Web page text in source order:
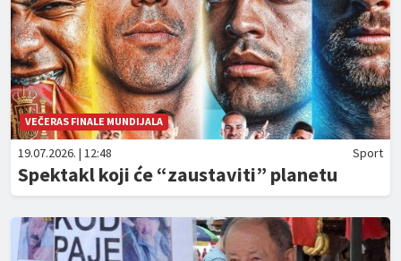
VEČERAS FINALE MUNDIJALA
19.07.2026. | 12:48 Sport
Spektakl koji će “zaustaviti” planetu